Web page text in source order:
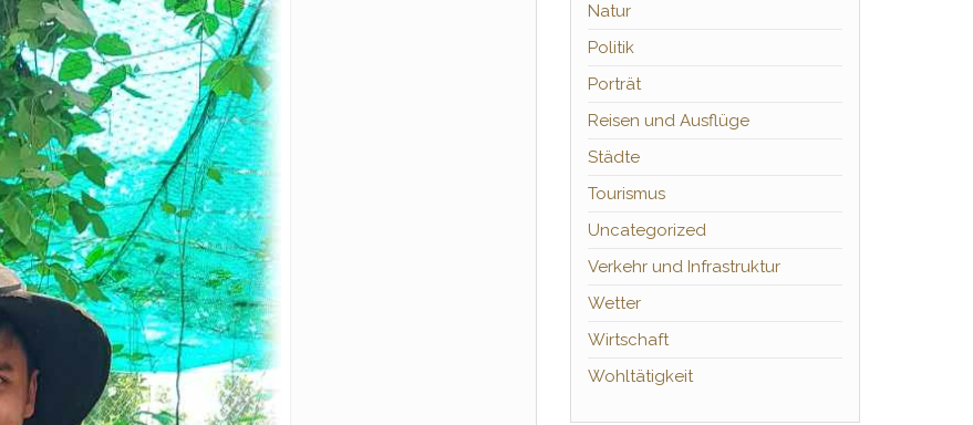
Natur
Politik
Porträt
Reisen und Ausflüge
Städte
Tourismus
Uncategorized
Verkehr und Infrastruktur
Wetter
Wirtschaft
Wohltätigkeit